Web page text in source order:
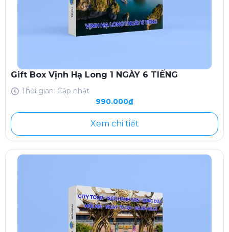
Gift Box Vịnh Hạ Long 1 NGÀY 6 TIẾNG
Thời gian: Cập nhật
990.000₫
Xem chi tiết